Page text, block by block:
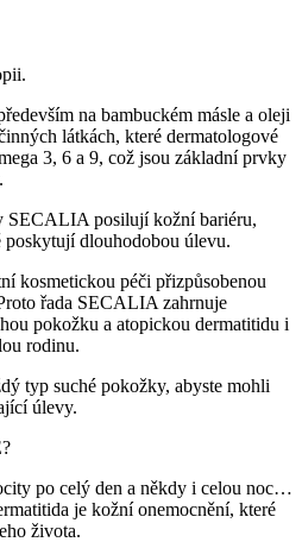
na bambuckém másle a oleji
látkách, které dermatologové
3, 6 a 9, což jsou základní prvky
SECALIA posilují kožní bariéru,
dlouhodobou úlevu.
kosmetickou péči přizpůsobenou
řada SECALIA zahrnuje
pokožku a atopickou dermatitidu i
rodinu.
typ suché pokožky, abyste mohli
úlevy.
po celý den a někdy i celou noc…
je kožní onemocnění, které
života.